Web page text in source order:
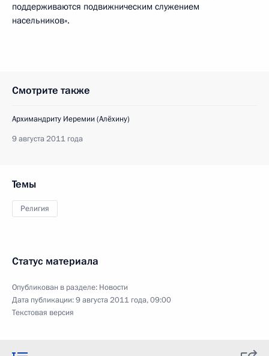
поддерживаются подвижническим служением
насельников».
Смотрите также
Архимандриту Иеремии (Алёхину)
9 августа 2011 года
Темы
Религия
Статус материала
Опубликован в разделе: Новости
Дата публикации:9 августа 2011 года, 09:00
Текстовая версия